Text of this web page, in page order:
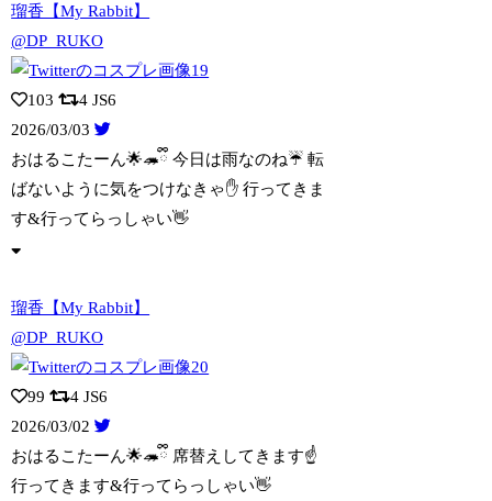
瑠香【My Rabbit】
@DP_RUKO
103 4 JS6
2026/03/03
おはるこたーん🌟🦔ྀི 今日は雨なのね☔️ 転
ばないように気をつけなきゃ✋ 行ってきま
す&行ってらっしゃい👋
瑠香【My Rabbit】
@DP_RUKO
99 4 JS6
2026/03/02
おはるこたーん🌟🦔ྀི 席替えしてきます☝️
行ってきます&行ってらっしゃい👋